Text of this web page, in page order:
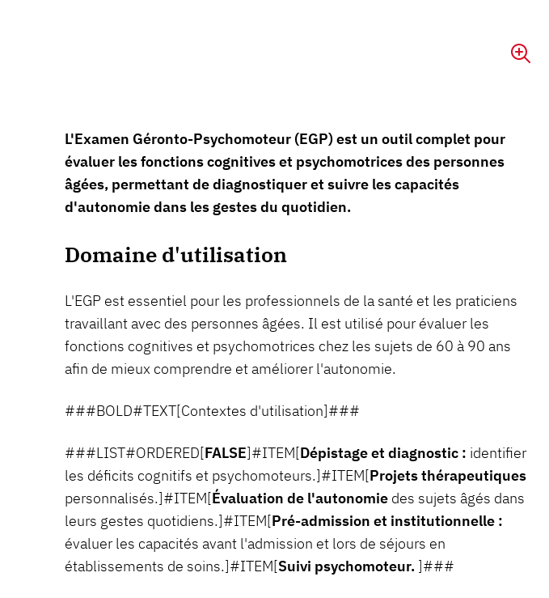
L'Examen Géronto-Psychomoteur (EGP) est un outil complet pour
évaluer les fonctions cognitives et psychomotrices des personnes
âgées, permettant de diagnostiquer et suivre les capacités
d'autonomie dans les gestes du quotidien.
Domaine d'utilisation
L'EGP est essentiel pour les professionnels de la santé et les praticiens
travaillant avec des personnes âgées. Il est utilisé pour évaluer les
fonctions cognitives et psychomotrices chez les sujets de 60 à 90 ans
afin de mieux comprendre et améliorer l'autonomie.
###BOLD#TEXT[Contextes d'utilisation]###
###LIST#ORDERED[FALSE]#ITEM[Dépistage et diagnostic : identifier
les déficits cognitifs et psychomoteurs.]#ITEM[Projets thérapeutiques
personnalisés.]#ITEM[Évaluation de l'autonomie des sujets âgés dans
leurs gestes quotidiens.]#ITEM[Pré-admission et institutionnelle :
évaluer les capacités avant l'admission et lors de séjours en
établissements de soins.]#ITEM[Suivi psychomoteur. ]###